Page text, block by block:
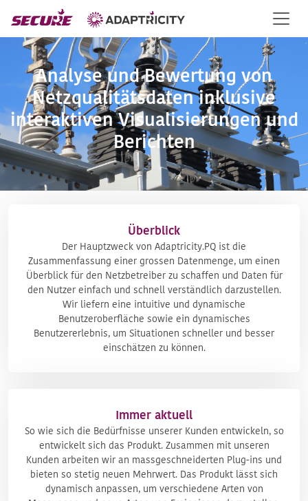
Analyse und Bewertung von
Netzqualitätsdaten inklusive
interaktiven Visualisierungen und
Berichten
Überblick
Der Hauptzweck von Adaptricity.PQ ist die
Zusammenfassung einer grossen Datenmenge, um einen
Überblick für den Netzbetreiber zu schaffen und Daten für
den Nutzer einfach und schnell verständlich darzustellen.
Wir liefern eine intuitive und dynamische
Benutzeroberfläche sowie ein dynamisches
Benutzererlebnis, um Situationen schneller und besser
einschätzen zu können.
Immer aktuell
So wie sich die Bedürfnisse unserer Kunden entwickeln, so
entwickelt sich das Produkt. Zusammen mit unseren
Kunden arbeiten wir an massgeschneiderten Plug-ins und
bieten so stetig neuen Mehrwert. Das Produkt lässt sich
dynamisch anpassen, um verschiedene Arten von